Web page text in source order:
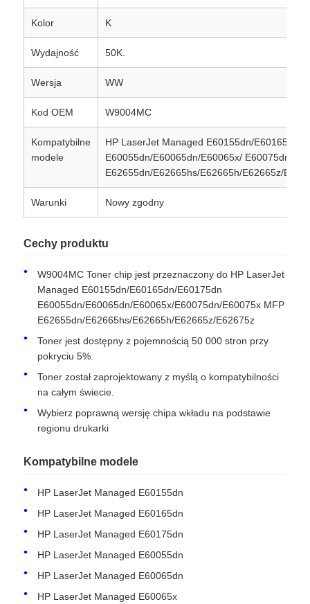
Dom
Produkty
O nas
Kolor K
Wydajność 50K.
Wersja WW
Kod OEM W9004MC
Kompatybilne
modele
HP LaserJet Managed E60155dn/E60165dn/
E60055dn/E60065dn/E60065x/ E60075dn/
E62655dn/E62665hs/E62665h/E62665z/
Warunki Nowy zgodny
Cechy produktu
W9004MC Toner chip jest przeznaczony do HP LaserJet
Managed E60155dn/E60165dn/E60175dn
E60055dn/E60065dn/E60065x/E60075dn/E60075x MFP
E62655dn/E62665hs/E62665h/E62665z/E62675z
Toner jest dostępny z pojemnością 50 000 stron przy
pokryciu 5%.
Toner został zaprojektowany z myślą o kompatybilności
na całym świecie.
Wybierz poprawną wersję chipa wkładu na podstawie
regionu drukarki
Kompatybilne modele
HP LaserJet Managed E60155dn
HP LaserJet Managed E60165dn
HP LaserJet Managed E60175dn
HP LaserJet Managed E60055dn
HP LaserJet Managed E60065dn
HP LaserJet Managed E60065x